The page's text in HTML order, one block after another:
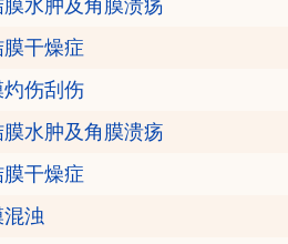
膜水肿及角膜溃疡
干燥症
灼伤刮伤
膜水肿及角膜溃疡
干燥症
浊